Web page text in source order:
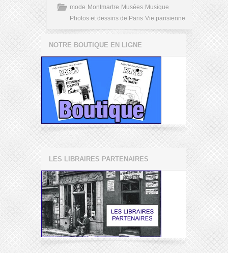
mode Montmartre Musées Musique
Photos et dessins de Paris Vie parisienne
NOTRE BOUTIQUE EN LIGNE
LES LIBRAIRES PARTENAIRES